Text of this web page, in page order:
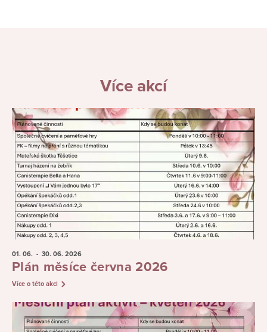
Více akcí
01. 06. - 30. 06. 2026
Plán měsíce června 2026
Více o této akci